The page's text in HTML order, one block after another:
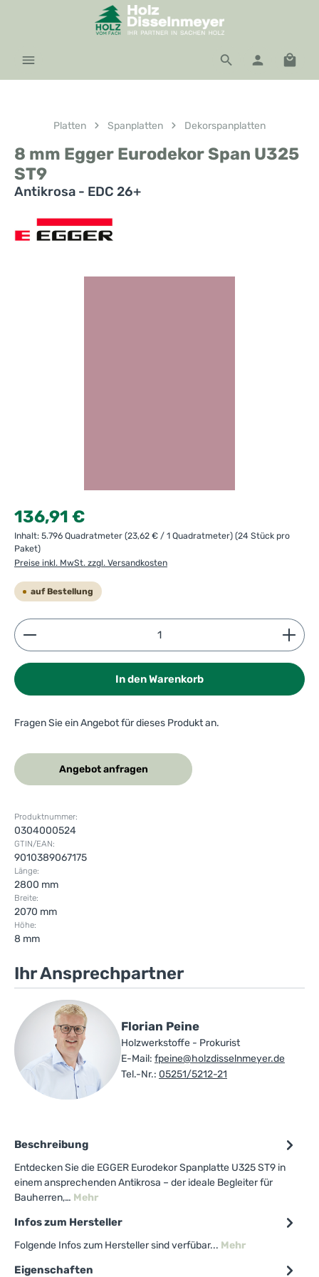
Zum Hauptinhalt springen
Platten Spanplatten Dekorspanplatten
8 mm Egger Eurodekor Span U325
ST9
Antikrosa - EDC 26+
Regulärer Preis:
136,91 €
Inhalt: 5.796 Quadratmeter (23,62 € / 1 Quadratmeter) (24 Stück pro
Paket)
Preise inkl. MwSt. zzgl. Versandkosten
auf Bestellung
Produkt Anzahl: Gib den gewünschten Wert ein
In den Warenkorb
Fragen Sie ein Angebot für dieses Produkt an.
Angebot anfragen
Produktnummer:
0304000524
GTIN/EAN:
9010389067175
Länge:
2800 mm
Breite:
2070 mm
Höhe:
8 mm
Ihr Ansprechpartner
Florian Peine
Holzwerkstoffe - Prokurist
E-Mail: fpeine@holzdisselnmeyer.de
Tel.-Nr.: 05251/5212-21
Beschreibung
Entdecken Sie die EGGER Eurodekor Spanplatte U325 ST9 in
einem ansprechenden Antikrosa – der ideale Begleiter für
Bauherren,… Mehr
Infos zum Hersteller
Folgende Infos zum Hersteller sind verfübar... Mehr
Eigenschaften